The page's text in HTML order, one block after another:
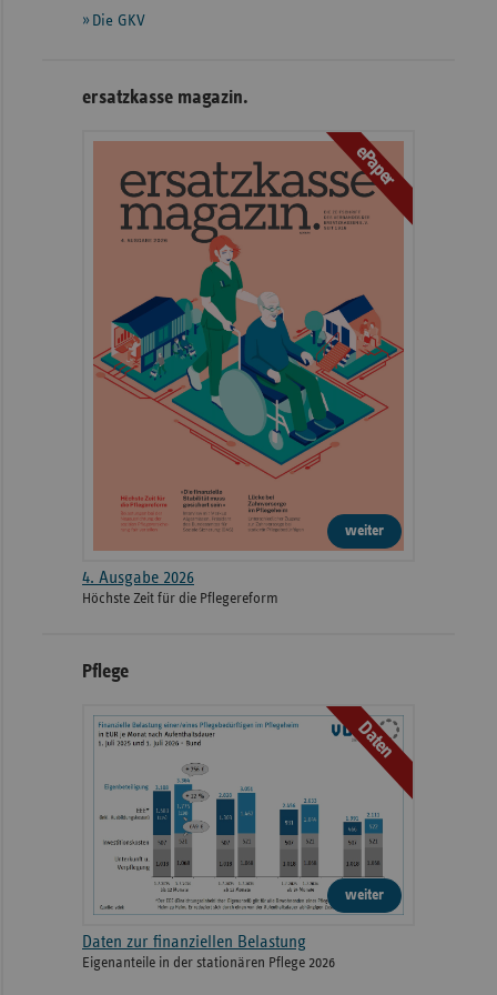
Die GKV
ersatzkasse magazin.
ePaper
weiter
4. Ausgabe 2026
Höchste Zeit für die Pflegereform
Pflege
Daten
weiter
Daten zur finanziellen Belastung
Eigenanteile in der stationären Pflege 2026